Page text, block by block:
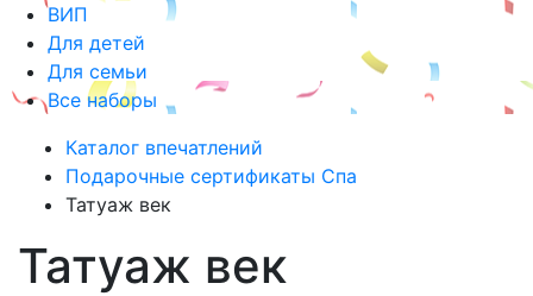
ВИП
Для детей
Для семьи
Все наборы
Каталог впечатлений
Подарочные сертификаты Спа
Татуаж век
Татуаж век